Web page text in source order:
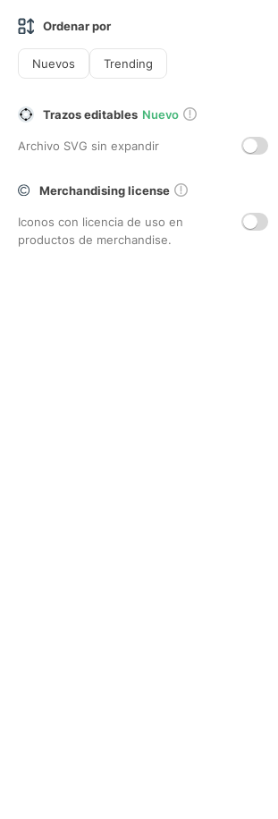
Ordenar por
Nuevos Trending
Trazos editables Nuevo
Archivo SVG sin expandir
Merchandising license
Iconos con licencia de uso en
productos de merchandise.